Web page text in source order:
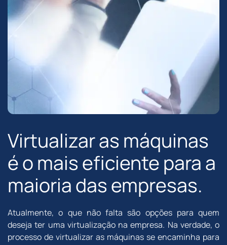
Virtualizar as máquinas
é o mais eficiente para a
maioria das empresas.
Atualmente, o que não falta são opções para quem
deseja ter uma virtualização na empresa. Na verdade, o
processo de virtualizar as máquinas se encaminha para